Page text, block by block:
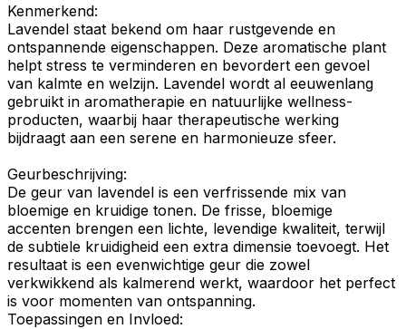
Kenmerkend:
Lavendel staat bekend om haar rustgevende en
ontspannende eigenschappen. Deze aromatische plant
helpt stress te verminderen en bevordert een gevoel
van kalmte en welzijn. Lavendel wordt al eeuwenlang
gebruikt in aromatherapie en natuurlijke wellness-
producten, waarbij haar therapeutische werking
bijdraagt aan een serene en harmonieuze sfeer.
Geurbeschrijving:
De geur van lavendel is een verfrissende mix van
bloemige en kruidige tonen. De frisse, bloemige
accenten brengen een lichte, levendige kwaliteit, terwijl
de subtiele kruidigheid een extra dimensie toevoegt. Het
resultaat is een evenwichtige geur die zowel
verkwikkend als kalmerend werkt, waardoor het perfect
is voor momenten van ontspanning.
Toepassingen en Invloed: